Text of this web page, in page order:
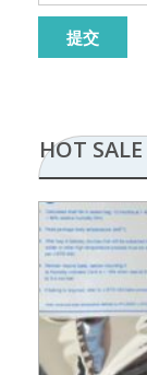
HOT SALE